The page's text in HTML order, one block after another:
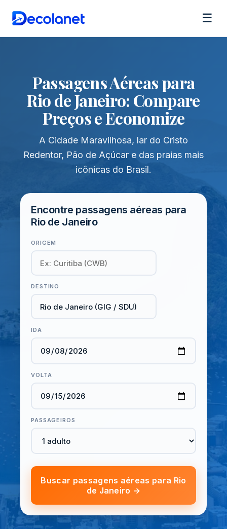
☰
Passagens Aéreas para
Rio de Janeiro: Compare
Preços e Economize
A Cidade Maravilhosa, lar do Cristo
Redentor, Pão de Açúcar e das praias mais
icônicas do Brasil.
Encontre passagens aéreas para
Rio de Janeiro
ORIGEM
DESTINO
IDA
VOLTA
PASSAGEIROS
Buscar passagens aéreas para Rio
de Janeiro →